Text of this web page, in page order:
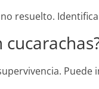
resuelto.